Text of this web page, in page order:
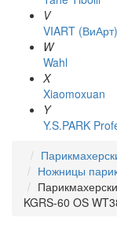
V
VIART (ВиАрт)
W
Wahl
X
Xiaomoxuan
Y
Y.S.PARK
Ножницы
KGRS-60 OS